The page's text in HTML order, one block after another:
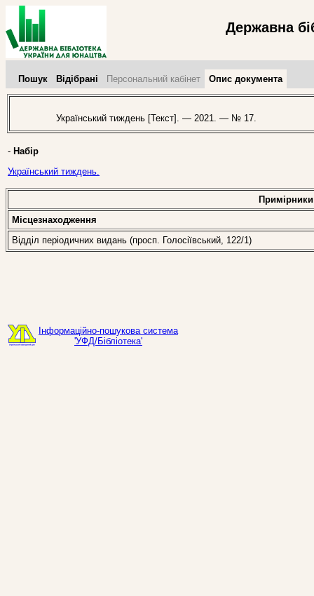
Державна
Пошук Відібрані Персональний кабінет Опис документа
Український тиждень [Текст]. — 2021. — № 17.
- Набір
Український тиждень.
Примірники
Місцезнаходження
Відділ періодичних видань (просп. Голосіївський, 122/1)
Інформаційно-пошукова система
'УФД/Бібліотека'